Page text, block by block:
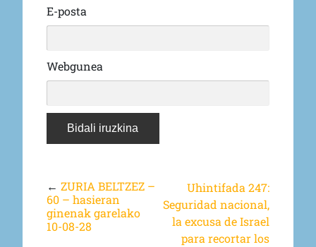
E-posta
Webgunea
← ZURIA BELTZEZ –
60 – hasieran
ginenak garelako
10-08-28
Uhintifada 247:
Seguridad nacional,
la excusa de Israel
para recortar los